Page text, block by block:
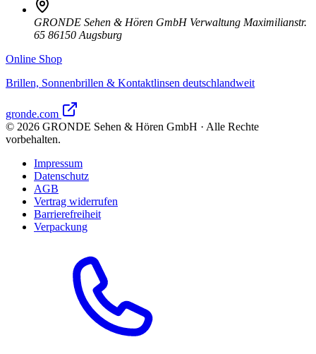
GRONDE Sehen & Hören GmbH Verwaltung Maximilianstr.
65 86150 Augsburg
Online Shop
Brillen, Sonnenbrillen & Kontaktlinsen deutschlandweit
gronde.com
© 2026 GRONDE Sehen & Hören GmbH · Alle Rechte
vorbehalten.
Impressum
Datenschutz
AGB
Vertrag widerrufen
Barrierefreiheit
Verpackung